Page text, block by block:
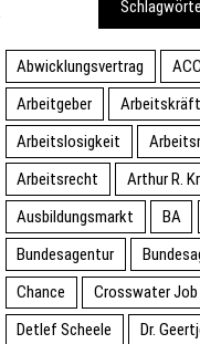
Abwicklungsvertrag ACC
Arbeitgeber
Arbeitslosigkeit
Arbeitsrecht
Arthur R.
Ausbildungsmarkt
BA
Bundesagentur
Chance
Crosswater Job
Detlef Scheele
Dr.